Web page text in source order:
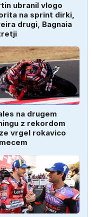
ubranil vlogo
na sprint dirki,
drugi, Bagnaia
na drugem
z rekordom
vrgel rokavico